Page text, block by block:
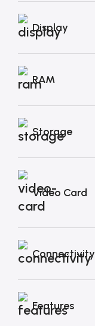
Display
RAM
Storage
Video Card
Connectivity
Features